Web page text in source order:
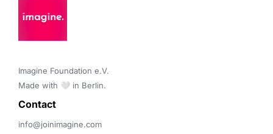
Imagine Foundation e.V.
Made with 🤍 in Berlin.
Contact
info@joinimagine.com